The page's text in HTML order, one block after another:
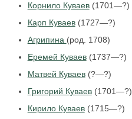
Корнило Куваев(1701—?)
Карп Куваев(1727—?)
Агрипина (род. 1708)
Еремей Куваев(1737—?)
Матвей Куваев(?—?)
Григорий Куваев(1701—?)
Кирило Куваев(1715—?)